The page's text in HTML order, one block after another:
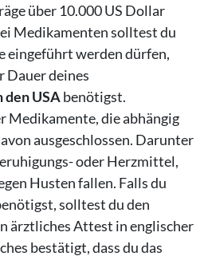
über 10.000 US Dollar
Medikamenten solltest du
eingeführt werden dürfen,
Dauer deines
den USAbenötigst.
Medikamente, die abhängig
ausgeschlossen. Darunter
oder Herzmittel,
Husten fallen. Falls du
solltest du den
ärztliches Attest in englischer
bestätigt, dass du das